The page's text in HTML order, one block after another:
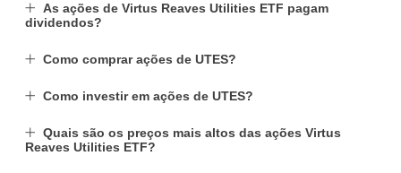
As ações de Virtus Reaves Utilities ETF pagam
dividendos?
Como comprar ações de UTES?
Como investir em ações de UTES?
Quais são os preços mais altos das ações Virtus
Reaves Utilities ETF?